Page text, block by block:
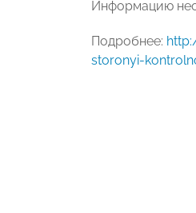
Информацию
Подробнее:
storonyi-